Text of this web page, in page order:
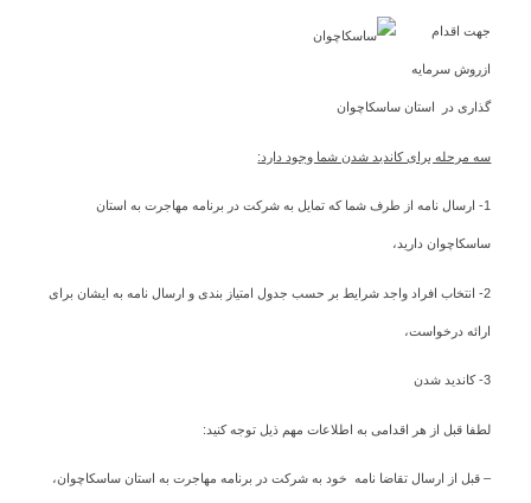
جهت اقدام
ازروش سرمایه
گذاری در استان ساسکاچوان
سه مرحله برای کاندید شدن شما وجود دارد:
1- ارسال نامه از طرف شما که تمایل به شرکت در برنامه مهاجرت به استان
ساسکاچوان دارید،
2- انتخاب افراد واجد شرایط بر حسب جدول امتیاز بندی و ارسال نامه به ایشان برای
ارائه درخواست،
3- کاندید شدن
لطفا قبل از هر اقدامی به اطلاعات مهم ذیل توجه کنید:
– قبل از ارسال تقاضا نامه خود به شرکت در برنامه مهاجرت به استان ساسکاچوان،